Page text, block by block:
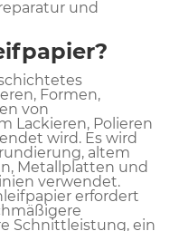
und
Formen,
von
Lackieren, Polieren
wird. Es wird
altem
Metallplatten und
verwendet.
erfordert
Schnittleistung, ein